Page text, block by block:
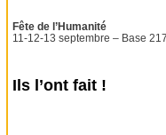
Fête de l’Humanité
11-12-13 septembre – Base
Ils l’ont fait !